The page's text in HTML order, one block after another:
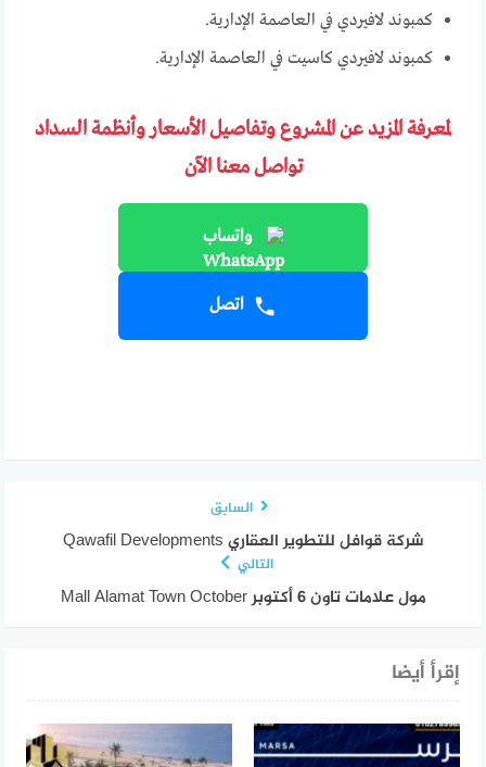
كمبوند لافيردي في العاصمة الإدارية.
كمبوند لافيردي كاسيت في العاصمة الإدارية.
لمعرفة المزيد عن المشروع وتفاصيل الأسعار وأنظمة السداد
تواصل معنا الآن
واتساب
اتصل
السابق
شركة قوافل للتطوير العقاري Qawafil Developments
التالي
مول علامات تاون 6 أكتوبر Mall Alamat Town October
إقرأ أيضا